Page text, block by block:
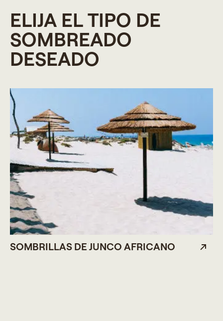
ELIJA EL TIPO DE
SOMBREADO
DESEADO
SOMBRILLAS DE JUNCO AFRICANO